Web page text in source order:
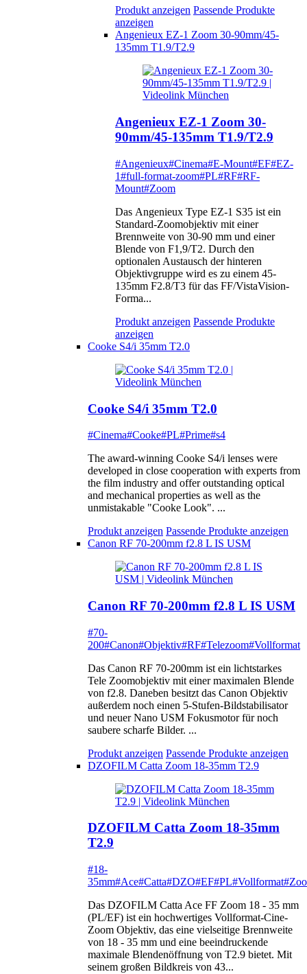
Produkt anzeigen Passende Produkte
anzeigen
Angenieux EZ-1 Zoom 30-90mm/45-
135mm T1.9/T2.9
Angenieux EZ-1 Zoom 30-
90mm/45-135mm T1.9/T2.9
#Angenieux#Cinema#E-Mount#EF#EZ-
1#full-format-zoom#PL#RF#RF-
Mount#Zoom
Das Angenieux Type EZ-1 S35 ist ein
Standard-Zoomobjektiv mit einer
Brennweite von 30-90 mm und einer
Blende von F1,9/T2. Durch den
optionalen Austausch der hinteren
Objektivgruppe wird es zu einem 45-
135mm F2.8/T3 für das FF/VistaVision-
Forma...
Produkt anzeigen Passende Produkte
anzeigen
Cooke S4/i 35mm T2.0
Cooke S4/i 35mm T2.0
#Cinema#Cooke#PL#Prime#s4
The award-winning Cooke S4/i lenses were
developed in close cooperation with experts from
the film industry and offer outstanding optical
and mechanical properties as well as the
unmistakable "Cooke Look". ...
Produkt anzeigen Passende Produkte anzeigen
Canon RF 70-200mm f2.8 L IS USM
Canon RF 70-200mm f2.8 L IS USM
#70-
200#Canon#Objektiv#RF#Telezoom#Vollformat
Das Canon RF 70-200mm ist ein lichtstarkes
Tele Zoomobjektiv mit einer maximalen Blende
von f2.8. Daneben besitzt das Canon Objektiv
außerdem noch einen 5-Stufen-Bildstabilisator
und neuer Nano USM Fokusmotor für noch
saubere scharfe Bilder. ...
Produkt anzeigen Passende Produkte anzeigen
DZOFILM Catta Zoom 18-35mm T2.9
DZOFILM Catta Zoom 18-35mm
T2.9
#18-
35mm#Ace#Catta#DZO#EF#PL#Vollformat
Das DZOFILM Catta Ace FF Zoom 18 - 35 mm
(PL/EF) ist ein hochwertiges Vollformat-Cine-
Zoom Objektiv, das eine vielseitige Brennweite
von 18 - 35 mm und eine beeindruckende
maximale Blendenöffnung von T2.9 bietet. Mit
seinem großen Bildkreis von 43...